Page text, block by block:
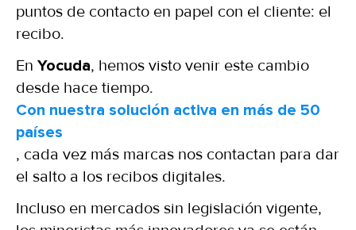
puntos de contacto en papel con el cliente: el
recibo.
En Yocuda, hemos visto venir este cambio
desde hace tiempo.
Con nuestra solución activa en más de 50
países
, cada vez más marcas nos contactan para dar
el salto a los recibos digitales.
Incluso en mercados sin legislación vigente,